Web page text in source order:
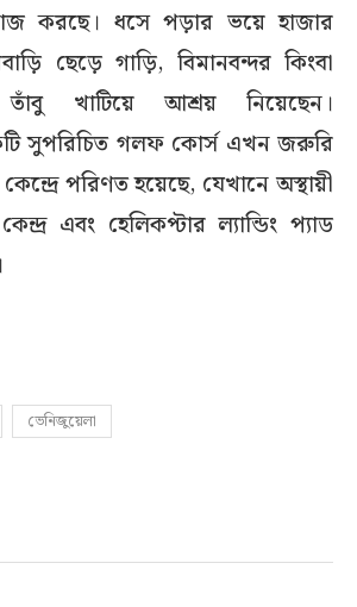
করছে। ধসে পড়ার ভয়ে হাজার
ছেড়ে গাড়ি, বিমানবন্দর কিংবা
খাটিয়ে আশ্রয় নিয়েছেন।
সুপরিচিত গলফ কোর্স এখন জরুরি
পরিণত হয়েছে, যেখানে অস্থায়ী
এবং হেলিকপ্টার ল্যান্ডিং প্যাড
ভেনিজুয়েলা